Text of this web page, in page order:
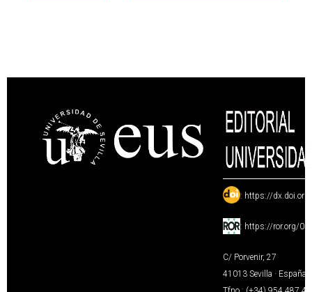
: https://
: https://ror.org/
C/ Porvenir, 27
41013 Sevilla · España